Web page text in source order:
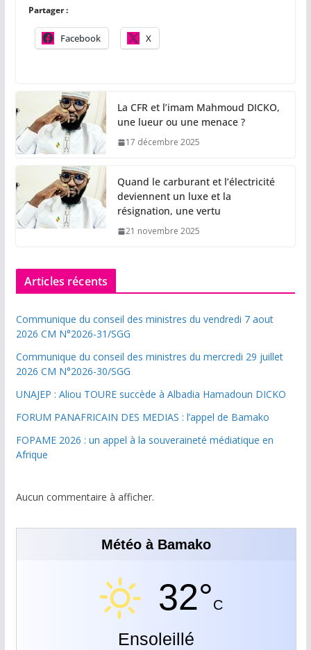
Partager :
Facebook X
La CFR et l’imam Mahmoud DICKO,
une lueur ou une menace ?
17 décembre 2025
Quand le carburant et l’électricité
deviennent un luxe et la
résignation, une vertu
21 novembre 2025
Articles récents
Communique du conseil des ministres du vendredi 7 aout
2026 CM N°2026-31/SGG
Communique du conseil des ministres du mercredi 29 juillet
2026 CM N°2026-30/SGG
UNAJEP : Aliou TOURE succède à Albadia Hamadoun DICKO
FORUM PANAFRICAIN DES MEDIAS : l’appel de Bamako
FOPAME 2026 : un appel à la souveraineté médiatique en
Afrique
Aucun commentaire à afficher.
Météo à Bamako
32°C
Ensoleillé